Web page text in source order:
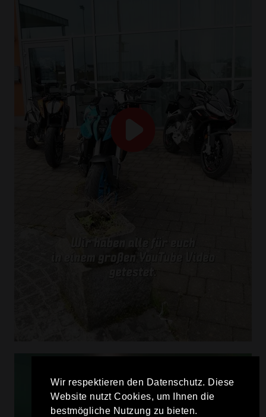
Wir respektieren den Datenschutz. Diese
Website nutzt Cookies, um Ihnen die
bestmögliche Nutzung zu bieten.